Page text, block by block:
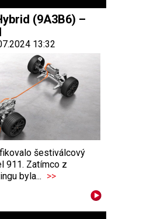
(9A3B6) –
13:32
šestiválcový
911. Zatímco z
byla... >>